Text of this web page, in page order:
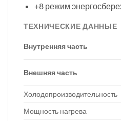
+8 режим
ТЕХНИЧЕСКИЕ ДАННЫЕ
Внутренняя часть
Внешняя часть
Холодопроизводительность
Мощность нагрева